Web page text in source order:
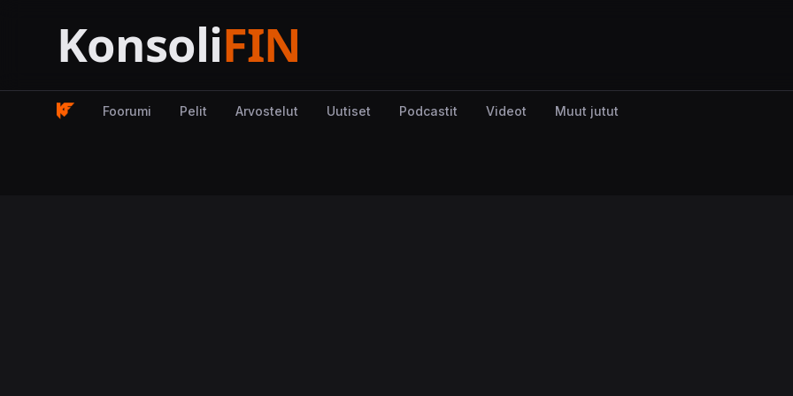
Foorumi Pelit Arvostelut Uutiset Podcastit Videot Muut jutut